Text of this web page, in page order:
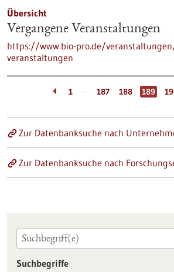
Übersicht
Vergangene Veranstaltungen
https://www.bio-pro.de/
veranstaltungen
1 … 187 188 189
Zur Datenbanksuche nach
Zur Datenbanksuche nach
Suchbegriffe